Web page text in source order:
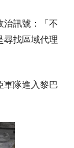
治訊號：「不
尋找區域代理
軍隊進入黎巴